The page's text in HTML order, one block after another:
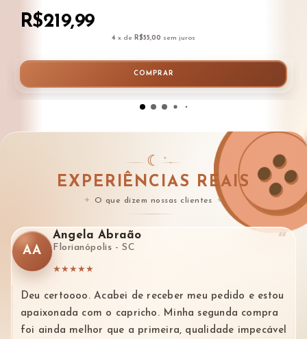
R$219,99
4 x de R$55,00 sem juros
COMPRAR
☾
EXPERIÊNCIAS REAIS
O que dizem nossas clientes
AA
Angela Abraão
Florianópolis - SC
★★★★★
Deu certoooo. Acabei de receber meu pedido e estou
apaixonada com o capricho. Minha segunda compra
foi ainda melhor que a primeira, qualidade impecável